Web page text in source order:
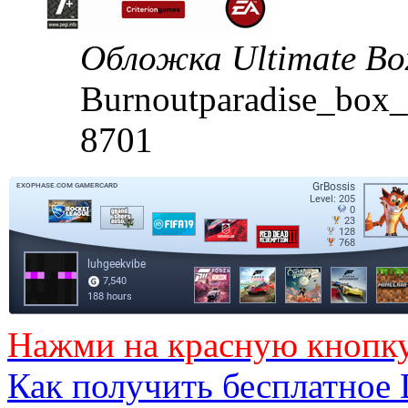
Обложка Ultimate
8701
Нажми на красную
Как получить